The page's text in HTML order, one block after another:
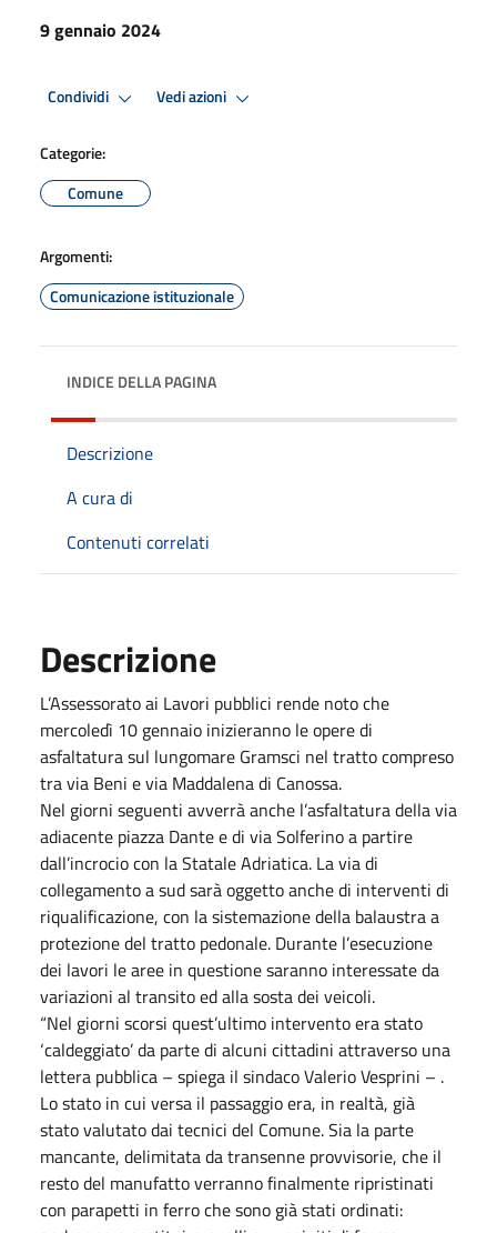
9 gennaio 2024
Condividi Vedi azioni
Categorie:
Comune
Argomenti:
Comunicazione istituzionale
INDICE DELLA PAGINA
Descrizione
A cura di
Contenuti correlati
Descrizione
L’Assessorato ai Lavori pubblici rende noto che
mercoledì 10 gennaio inizieranno le opere di
asfaltatura sul lungomare Gramsci nel tratto compreso
tra via Beni e via Maddalena di Canossa.
Nel giorni seguenti avverrà anche l’asfaltatura della via
adiacente piazza Dante e di via Solferino a partire
dall’incrocio con la Statale Adriatica. La via di
collegamento a sud sarà oggetto anche di interventi di
riqualificazione, con la sistemazione della balaustra a
protezione del tratto pedonale. Durante l’esecuzione
dei lavori le aree in questione saranno interessate da
variazioni al transito ed alla sosta dei veicoli.
“Nel giorni scorsi quest’ultimo intervento era stato
‘caldeggiato’ da parte di alcuni cittadini attraverso una
lettera pubblica – spiega il sindaco Valerio Vesprini – .
Lo stato in cui versa il passaggio era, in realtà, già
stato valutato dai tecnici del Comune. Sia la parte
mancante, delimitata da transenne provvisorie, che il
resto del manufatto verranno finalmente ripristinati
con parapetti in ferro che sono già stati ordinati: